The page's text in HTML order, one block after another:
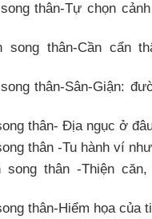
thân-Tự chọn
song thân-Cần cẩn
thân-Sân-Giận:
thân- Địa ngục ở
thân -Tu hành ví
thân -Thiện
thân-Hiểm họa của